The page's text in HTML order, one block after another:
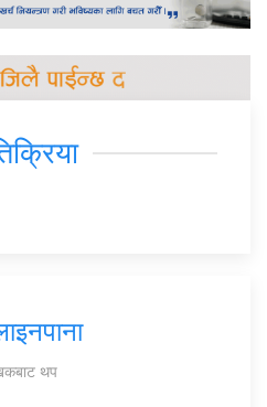
थप